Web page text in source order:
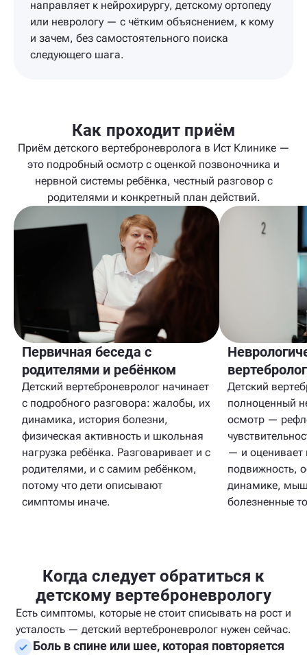
направляет к нейрохирургу, детскому ортопеду
или неврологу — с чётким объяснением, к кому
и зачем, без самостоятельного поиска
следующего шага.
Как проходит приём
Приём детского вертеброневролога в Ист Клинике —
это подробный осмотр с оценкой позвоночника и
нервной системы ребёнка, честный разговор с
родителями и конкретный план действий.
Первичная беседа с
родителями и ребёнком
Детский вертеброневролог начинает
с подробного разговора: жалобы, их
динамика, история болезни,
физическая активность и школьная
нагрузка ребёнка. Разговаривает и с
родителями, и с самим ребёнком,
потому что дети описывают
симптомы иначе.
Детский
полноценный
осмотр —
— и оценивает
подвижность,
динамике,
болезненные
Когда следует обратиться к
детскому вертеброневрологу
Есть симптомы, которые не стоит списывать на рост и
усталость — детский вертеброневролог нужен сейчас.
Боль в спине или шее, которая повторяется